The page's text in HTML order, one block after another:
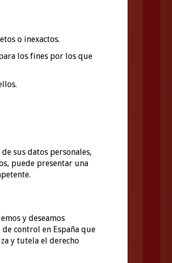
o inexactos.
los fines por los que
sus datos personales,
puede presentar una
y deseamos
control en España que
y tutela el derecho